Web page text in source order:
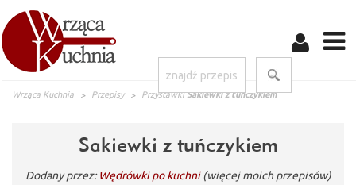
Wrząca Kuchnia Przepisy Przystawki Sakiewki z tuńczykiem
Sakiewki z tuńczykiem
Dodany przez:Wędrówki po kuchni (więcej moich przepisów)